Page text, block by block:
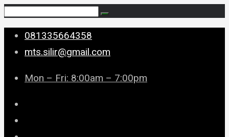
081335664358
mts.silir@gmail.com
Mon – Fri: 8:00am – 7:00pm